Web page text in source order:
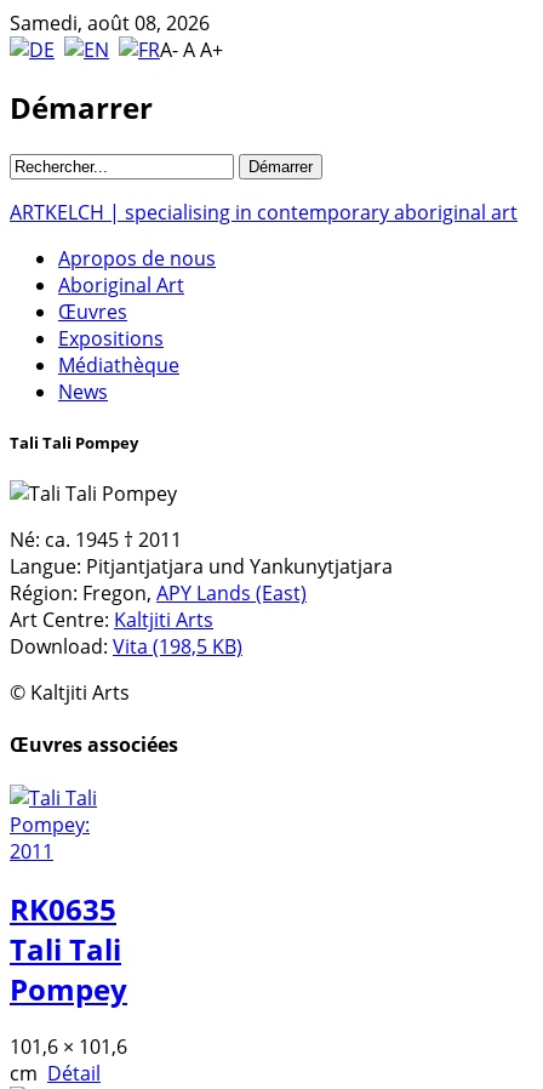
Samedi, août 08, 2026
A-AA+
Démarrer
ARTKELCH | specialising in contemporary aboriginal art
Apropos de nous
Aboriginal Art
Œuvres
Expositions
Médiathèque
News
Tali Tali Pompey
Né: ca. 1945 † 2011
Langue: Pitjantjatjara und Yankunytjatjara
Région: Fregon, APY Lands (East)
Art Centre: Kaltjiti Arts
Download: Vita (198,5 KB)
© Kaltjiti Arts
Œuvres associées
RK0635
Tali Tali
Pompey
101,6 × 101,6
cm Détail